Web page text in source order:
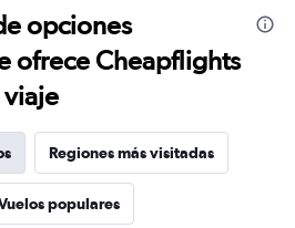
opciones
ofrece Cheapflights
Regiones más visitadas
populares